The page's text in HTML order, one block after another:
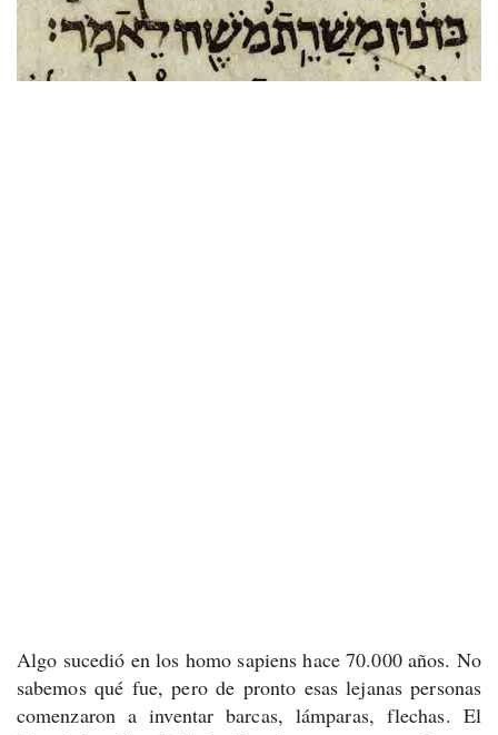
Algo sucedió en los homo sapiens hace 70.000 años. No
sabemos qué fue, pero de pronto esas lejanas personas
comenzaron a inventar barcas, lámparas, flechas. El